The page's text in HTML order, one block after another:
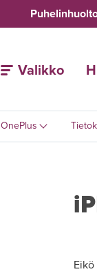
Valikko
OnePlus